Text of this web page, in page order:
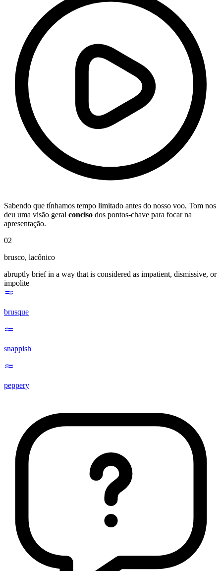
Sabendo que tínhamos tempo limitado antes do nosso voo, Tom nos
deu uma visão geral conciso dos pontos-chave para focar na
apresentação.
02
brusco, lacônico
abruptly brief in a way that is considered as impatient, dismissive, or
impolite
brusque
snappish
peppery